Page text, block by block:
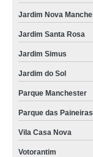
placas de sinalização
orçamento de placas
placas de sinalização
placas de sinalização
Piracicaba
Jardim Nova
Jardim Santa Rosa
Jardim Simus
Jardim do Sol
Parque Manchester
Parque das Paineiras
Vila Casa Nova
Votorantim